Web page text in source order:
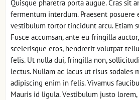
Quisque pharetra porta augue. Cras sit
fermentum interdum. Praesent posuere
vestibulum tortor tincidunt arcu. Etiam
Fusce accumsan, ante eu fringilla
scelerisque eros, hendrerit volutpat
felis. Ut nulla dui, fringilla non,
lectus. Nullam ac lacus ut risus sodales
adipiscing enim in felis. Vivamus
Mauris id ligula. Vestibulum justo